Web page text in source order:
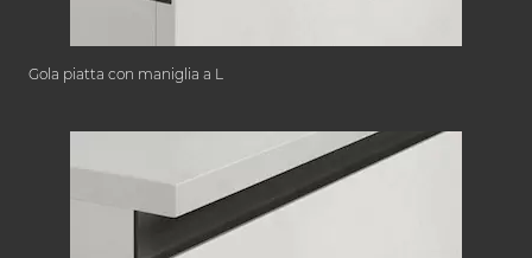
Gola piatta con maniglia a L